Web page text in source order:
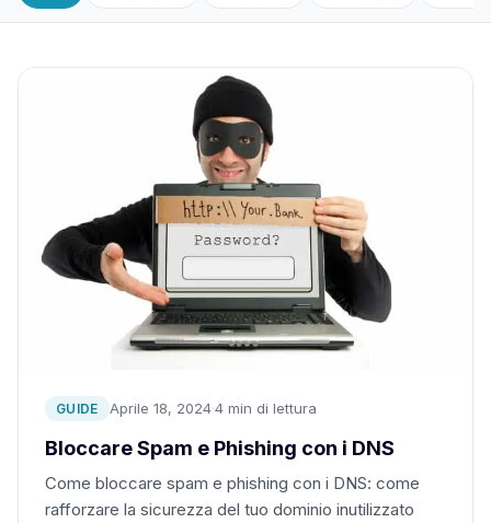
GUIDE Aprile 18, 2024·4 min di lettura
Bloccare Spam e Phishing con i DNS
Come bloccare spam e phishing con i DNS: come
rafforzare la sicurezza del tuo dominio inutilizzato